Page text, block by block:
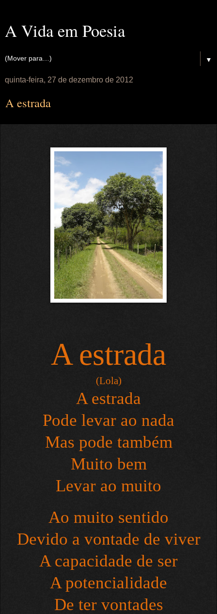
A Vida em Poesia
▼
quinta-feira, 27 de dezembro de 2012
A estrada
A estrada
(Lola)
A estrada
Pode levar ao nada
Mas pode também
Muito bem
Levar ao muito
Ao muito sentido
Devido a vontade de viver
A capacidade de ser
A potencialidade
De ter vontades